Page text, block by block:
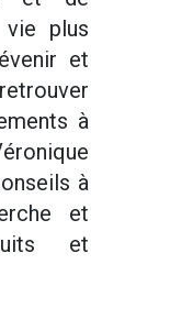
vie plus
et
à
à
et
et